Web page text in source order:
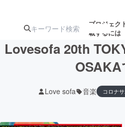
プロジェク
載するには
ターン
注目の新着プロ
ジェクト
Lovesofa 20th
OSAKA
Love sofa 音楽 コロナ